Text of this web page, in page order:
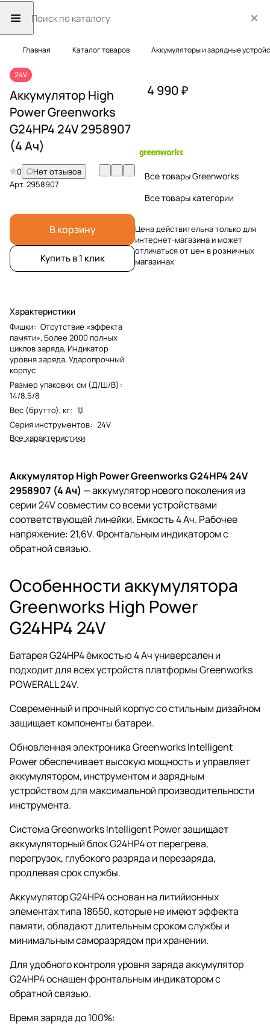
Главная Каталог товаров Аккумуляторы и зарядные
24V
Аккумулятор High
Power Greenworks
G24HP4 24V 2958907
(4 Ач)
0
Нет отзывов
Арт.2958907
В корзину
Купить в 1 клик
Характеристики
Фишки: Отсутствие «эффекта
памяти», Более 2000 полных
циклов заряда, Индикатор
уровня заряда, Ударопрочный
корпус
Размер упаковки, см (Д/Ш/В) :
14/8,5/8
Вес (брутто), кг: 1,1
Серия инструментов: 24V
Все характеристики
4 990 ₽
Все товары Greenworks
Все товары категории
Цена действительна только для
интернет-магазина и может
отличаться от цен в розничных
магазинах
Аккумулятор High Power Greenworks G24HP4 24V
2958907 (4 Ач) — аккумулятор нового поколения из
серии 24V совместим со всеми устройствами
соответствующей линейки. Емкость 4 Ач. Рабочее
напряжение: 21,6V. Фронтальным индикатором с
обратной связью.
Особенности аккумулятора
Greenworks High Power
G24HP4 24V
Батарея G24HP4 ёмкостью 4 Ач универсален и
подходит для всех устройств платформы Greenworks
POWERALL 24V.
Современный и прочный корпус со стильным дизайном
защищает компоненты батареи.
Обновленная электроника Greenworks Intelligent
Power обеспечивает высокую мощность и управляет
аккумулятором, инструментом и зарядным
устройством для максимальной производительности
инструмента.
Система Greenworks Intelligent Power защищает
аккумуляторный блок G24HP4 от перегрева,
перегрузок, глубокого разряда и перезаряда,
продлевая срок службы.
Аккумулятор G24HP4 основан на литийионных
элементах типа 18650, которые не имеют эффекта
памяти, обладают длительным сроком службы и
минимальным саморазрядом при хранении.
Для удобного контроля уровня заряда аккумулятор
G24HP4 оснащен фронтальным индикатором с
обратной связью.
Время заряда до 100%: